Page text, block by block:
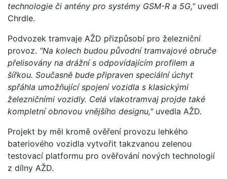
technologie či antény pro systémy GSM-R a 5G,"uvedl
Chrdle.
Podvozek tramvaje AŽD přizpůsobí pro železniční
provoz. "Na kolech budou původní tramvajové obruče
přelisovány na drážní s odpovídajícím profilem a
šířkou. Současně bude připraven speciální úchyt
spřáhla umožňující spojení vozidla s klasickými
železničními vozidly. Celá vlakotramvaj projde také
kompletní obnovou vnějšího designu,"uvedla AŽD.
Projekt by měl kromě ověření provozu lehkého
bateriového vozidla vytvořit takzvanou zelenou
testovací platformu pro ověřování nových technologií
z dílny AŽD.